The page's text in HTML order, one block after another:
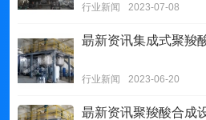
行业新闻 2023-07-08
朂新资讯集成式聚羧
行业新闻 2023-06-20
朂新资讯聚羧酸合成